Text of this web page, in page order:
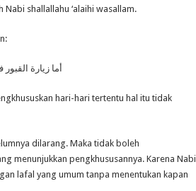
shallallahu ‘alaihi wasallam.
أما زيارة
hari-hari tertentu hal itu tidak
dilarang. Maka tidak boleh
menunjukkan pengkhususannya. Karena Nabi
lafal yang umum tanpa menentukan kapan